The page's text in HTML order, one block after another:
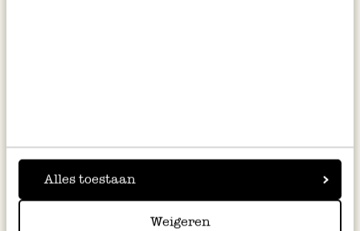
Alles toestaan
Weigeren
1